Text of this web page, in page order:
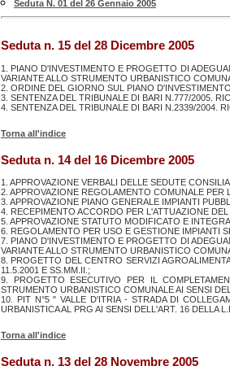
Seduta N. 01 del 26 Gennaio 2005
Seduta n. 15 del 28 Dicembre 2005
1. PIANO D'INVESTIMENTO E PROGETTO DI
VARIANTE ALLO STRUMENTO URBANISTICO
2. ORDINE DEL GIORNO SUL PIANO
3. SENTENZA DEL TRIBUNALE DI BARI N.777/2005.
4. SENTENZA DEL TRIBUNALE DI BARI N.2339/2004.
Torna all'indice
Seduta n. 14 del 16 Dicembre 2005
1. APPROVAZIONE VERBALI DELLE SEDUTE
2. APPROVAZIONE REGOLAMENTO COMUNALE PER
3. APPROVAZIONE PIANO GENERALE IMPIANTI
4. RECEPIMENTO ACCORDO PER L'ATTUAZIONE DEL
5. APPROVAZIONE STATUTO MODIFICATO E
6. REGOLAMENTO PER USO E GESTIONE IMPIANTI
7. PIANO D'INVESTIMENTO E PROGETTO DI
VARIANTE ALLO STRUMENTO URBANISTICO
8. PROGETTO DEL CENTRO SERVIZI
11.5.2001 E SS.MM.II.;
9. PROGETTO ESECUTIVO PER IL
STRUMENTO URBANISTICO COMUNALE AI SENSI
10. PIT N°5 " VALLE D'ITRIA - STRADA DI
URBANISTICA AL PRG AI SENSI DELL'ART. 16 DELLA
Torna all'indice
Seduta n. 13 del 28 Novembre 2005